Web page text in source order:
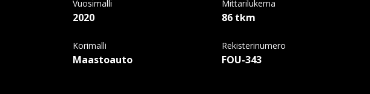
Vuosimalli
2020
Mittarilukema
86 tkm
Korimalli
Maastoauto
Rekisterinumero
FOU-343